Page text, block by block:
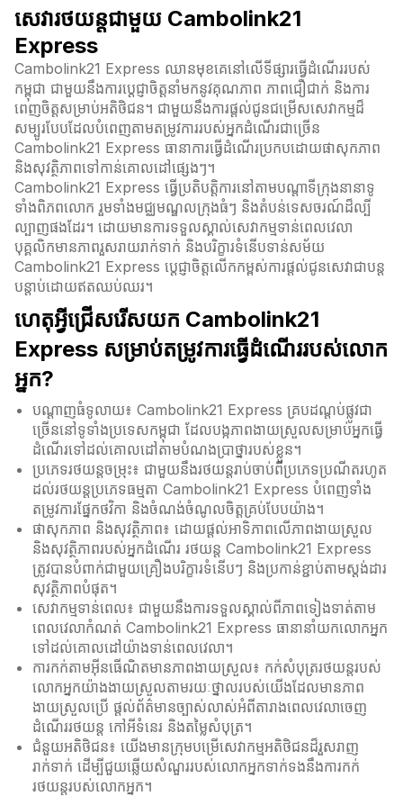
សេវារថយន្តជាមួយ Cambolink21
Express
Cambolink21 Express ឈានមុខគេនៅលើទីផ្សារធ្វើដំណើររបស់
កម្ពុជា ជាមួយនឹងការប្តេជ្ញាចិត្តនាំមកនូវគុណភាព ភាពជឿជាក់ និងការ
ពេញចិត្តសម្រាប់អតិថិជន។ ជាមួយនឹងការផ្តល់ជូនជម្រើសសេវាកម្មដ៏
សម្បូរបែបដែលបំពេញតាមតម្រូវការរបស់អ្នកដំណើរជាច្រើន
Cambolink21 Express ធានាការធ្វើដំណើរប្រកបដោយផាសុកភាព
និងសុវត្ថិភាពទៅកាន់គោលដៅផ្សេងៗ។
Cambolink21 Express ធ្វើប្រតិបត្តិការនៅតាមបណ្តាទីក្រុងនានាទូ
ទាំងពិភពលោក រួមទាំងមជ្ឈមណ្ឌលក្រុងធំៗ និងតំបន់ទេសចរណ៍ដ៏ល្បី
ល្បាញផងដែរ។ ដោយមានការទទួលស្គាល់សេវាកម្មទាន់ពេលវេលា
បុគ្គលិកមានភាពរួសរាយរាក់ទាក់ និងបរិក្ខារទំនើបទាន់សម័យ
Cambolink21 Express បេ្តជ្ញាចិត្តលើកកម្ពស់ការផ្តល់ជូនសេវាជាបន្ត
បន្តាប់ដោយឥតឈប់ឈរ។
ហេតុអ្វីជ្រើសរើសយក Cambolink21
Express សម្រាប់តម្រូវការធ្វើដំណើររបស់លោក
អ្នក?
បណ្តាញធំទូលាយ៖ Cambolink21 Express គ្របដណ្តប់ផ្លូវជា
ច្រើននៅទូទាំងប្រទេសកម្ពុជា ដែលបង្កភាពងាយស្រួលសម្រាប់អ្នកធ្វើ
ដំណើរទៅដល់គោលដៅតាមបំណងប្រាថ្នារបស់ខ្លួន។
ប្រភេទរថយន្តចម្រុះ៖ ជាមួយនឹងរថយន្តរាប់ចាប់ពីប្រភេទប្រណីតរហូត
ដល់រថយន្តប្រភេទធម្មតា Cambolink21 Express បំពេញទាំង
តម្រូវការផ្នែកថវិកា និងចំណង់ចំណូលចិត្តគ្រប់បែបយ៉ាង។
ផាសុកភាព និងសុវត្ថិភាព៖ ដោយផ្តល់អាទិភាពលើភាពងាយស្រួល
និងសុវត្ថិភាពរបស់អ្នកដំណើរ រថយន្ត Cambolink21 Express
ត្រូវបានបំពាក់ជាមួយគ្រឿងបរិក្ខារទំនើបៗ និងប្រកាន់ខ្ជាប់តាមស្តង់ដារ
សុវត្ថិភាពបំផុត។
សេវាកម្មទាន់ពេល៖ ជាមួយនឹងការទទួលស្គាល់ពីភាពទៀងទាត់តាម
ពេលវេលាកំណត់ Cambolink21 Express ធានានាំយកលោកអ្នក
ទៅដល់គោលដៅយ៉ាងទាន់ពេលវេលា។
ការកក់តាមអ៊ីនធើណិតមានភាពងាយស្រួល៖ កក់សំបុត្ររថយន្តរបស់
លោកអ្នកយ៉ាងងាយស្រួលតាមរយៈថ្នាលរបស់យើងដែលមានភាព
ងាយស្រួលប្រើ ផ្តល់ព័ត៌មានច្បាស់លាស់អំពីតារាងពេលវេលាចេញ
ដំណើររថយន្ត កៅអីទំនេរ និងតម្លៃសំបុត្រ។
ជំនួយអតិថិជន៖ យើងមានក្រុមបម្រើសេវាកម្មអតិថិជនដ៏រួសរាញ
រាក់ទាក់ ដើម្បីជួយឆ្លើយសំណួររបស់លោកអ្នកទាក់ទងនឹងការកក់
រថយន្តរបស់លោកអ្នក។